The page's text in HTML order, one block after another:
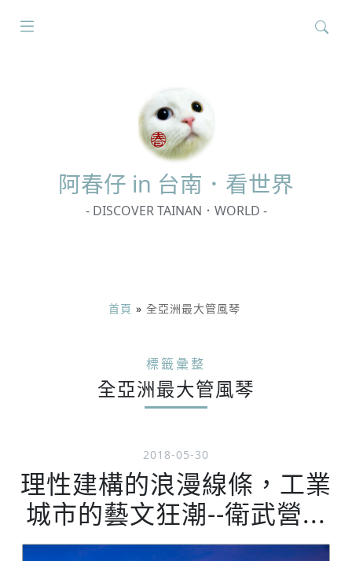
阿春仔 in 台南．看世界
- DISCOVER TAINAN．WORLD -
首頁 » 全亞洲最大管風琴
標籤彙整
全亞洲最大管風琴
2018-05-30
理性建構的浪漫線條，工業
城市的藝文狂潮--衛武營...